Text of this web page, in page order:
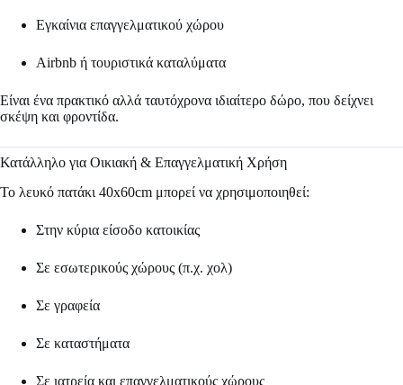
Εγκαίνια επαγγελματικού χώρου
Airbnb ή τουριστικά καταλύματα
Είναι ένα πρακτικό αλλά ταυτόχρονα ιδιαίτερο δώρο, που δείχνει
σκέψη και φροντίδα.
Κατάλληλο για Οικιακή & Επαγγελματική Χρήση
Το λευκό πατάκι 40x60cm μπορεί να χρησιμοποιηθεί:
Στην κύρια είσοδο κατοικίας
Σε εσωτερικούς χώρους (π.χ. χολ)
Σε γραφεία
Σε καταστήματα
Σε ιατρεία και επαγγελματικούς χώρους